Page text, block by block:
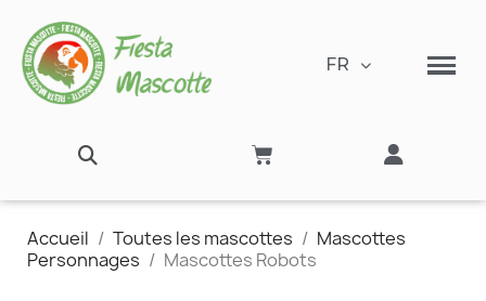
FR
Accueil Toutes les mascottes
Mascottes
Personnages
Mascottes Robots